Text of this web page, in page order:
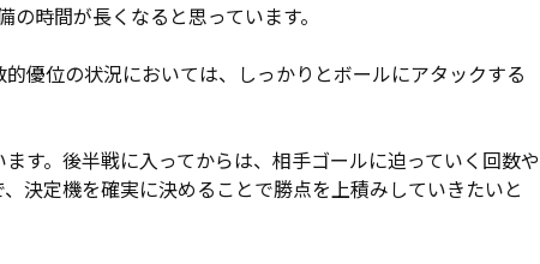
時間が長くなると思っています。
優位の状況においては、しっかりとボールにアタックする
す。後半戦に入ってからは、相手ゴールに迫っていく回数や
決定機を確実に決めることで勝点を上積みしていきたいと